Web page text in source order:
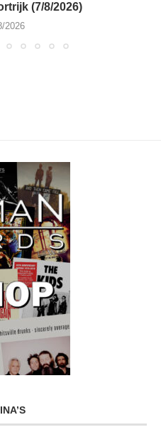
(7/8/2026)
2026